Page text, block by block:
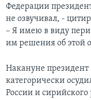
Федерации
не озвучивал, -
– Я имею в виду
им решения об этой
Накануне
категорически
России и